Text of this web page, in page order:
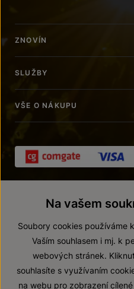
ZNOVÍN
SLUŽBY
VŠE O NÁKUPU
© 2026
Na vašem
Soubory cookies používáme
Vaším souhlasem i mj. k
webových stránek.
souhlasíte s využívaním
na webu pro zobrazení